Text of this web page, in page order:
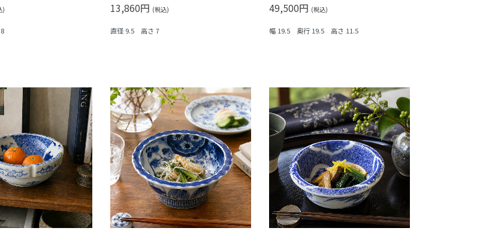
) 13,860円 (税込)
直径 9.5 高さ 7
49,500円 (税込)
幅 19.5 奥行 19.5 高さ 11.5